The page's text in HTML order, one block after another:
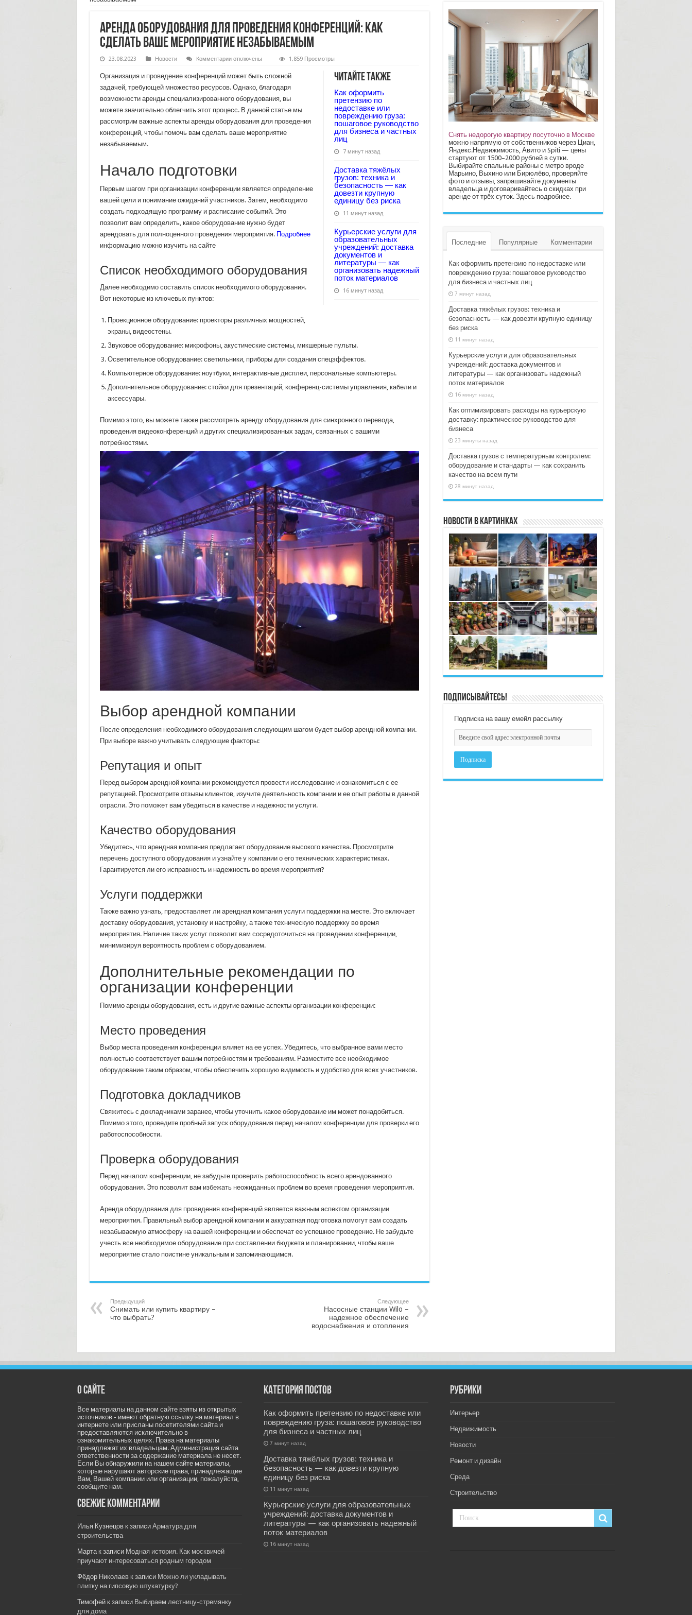
Аренда оборудования для проведения конференций: как
сделать ваше мероприятие незабываемым
23.08.2023 Новости Комментариик
оборудования
для
проведения
конференций:
сделать
ваше
мероприятие
незабываемым
отключены 1,859 Просмотры
Читайте также
Как оформить
претензию по
недоставке или
повреждению груза:
пошаговое руководство
для бизнеса и частных
лиц
7 минут назад
Доставка тяжёлых
грузов: техника и
безопасность — как
довезти крупную
единицу без риска
11 минут назад
Курьерские услуги для
образовательных
учреждений: доставка
документов и
литературы — как
организовать надежный
поток материалов
16 минут назад
Организация и проведение конференций может быть сложной
задачей, требующей множество ресурсов. Однако, благодаря
возможности аренды специализированного оборудования, вы
можете значительно облегчить этот процесс. В данной статье мы
рассмотрим важные аспекты аренды оборудования для проведения
конференций, чтобы помочь вам сделать ваше мероприятие
незабываемым.
Начало подготовки
Первым шагом при организации конференции является определение
вашей цели и понимание ожиданий участников. Затем, необходимо
создать подходящую программу и расписание событий. Это
позволит вам определить, какое оборудование нужно будет
арендовать для полноценного проведения мероприятия. Подробнее
информацию можно изучить на сайте
Список необходимого оборудования
Далее необходимо составить список необходимого оборудования.
Вот некоторые из ключевых пунктов:
Проекционное оборудование: проекторы различных мощностей,
экраны, видеостены.
Звуковое оборудование: микрофоны, акустические системы, микшерные пульты.
Осветительное оборудование: светильники, приборы для создания спецэффектов.
Компьютерное оборудование: ноутбуки, интерактивные дисплеи, персональные компьютеры.
Дополнительное оборудование: стойки для презентаций, конференц-системы управления, кабели и
аксессуары.
Помимо этого, вы можете также рассмотреть аренду оборудования для синхронного перевода,
проведения видеоконференций и других специализированных задач, связанных с вашими
потребностями.
Выбор арендной компании
После определения необходимого оборудования следующим шагом будет выбор арендной компании.
При выборе важно учитывать следующие факторы:
Репутация и опыт
Перед выбором арендной компании рекомендуется провести исследование и ознакомиться с ее
репутацией. Просмотрите отзывы клиентов, изучите деятельность компании и ее опыт работы в данной
отрасли. Это поможет вам убедиться в качестве и надежности услуги.
Качество оборудования
Убедитесь, что арендная компания предлагает оборудование высокого качества. Просмотрите
перечень доступного оборудования и узнайте у компании о его технических характеристиках.
Гарантируется ли его исправность и надежность во время мероприятия?
Услуги поддержки
Также важно узнать, предоставляет ли арендная компания услуги поддержки на месте. Это включает
доставку оборудования, установку и настройку, а также техническую поддержку во время
мероприятия. Наличие таких услуг позволит вам сосредоточиться на проведении конференции,
минимизируя вероятность проблем с оборудованием.
Дополнительные рекомендации по
организации конференции
Помимо аренды оборудования, есть и другие важные аспекты организации конференции:
Место проведения
Выбор места проведения конференции влияет на ее успех. Убедитесь, что выбранное вами место
полностью соответствует вашим потребностям и требованиям. Разместите все необходимое
оборудование таким образом, чтобы обеспечить хорошую видимость и удобство для всех участников.
Подготовка докладчиков
Свяжитесь с докладчиками заранее, чтобы уточнить какое оборудование им может понадобиться.
Помимо этого, проведите пробный запуск оборудования перед началом конференции для проверки его
работоспособности.
Проверка оборудования
Перед началом конференции, не забудьте проверить работоспособность всего арендованного
оборудования. Это позволит вам избежать неожиданных проблем во время проведения мероприятия.
Аренда оборудования для проведения конференций является важным аспектом организации
мероприятия. Правильный выбор арендной компании и аккуратная подготовка помогут вам создать
незабываемую атмосферу на вашей конференции и обеспечат ее успешное проведение. Не забудьте
учесть все необходимое оборудование при составлении бюджета и планировании, чтобы ваше
мероприятие стало поистине уникальным и запоминающимся.
Предыдущий
Снимать или купить квартиру –
что выбрать?
Следующее
Насосные станции Wilo –
надежное обеспечение
водоснабжения и отопления
Снять недорогую квартиру посуточно в Москве
можно напрямую от собственников через Циан,
Яндекс.Недвижимость, Авито и Spiti — цены
стартуют от 1500–2000 рублей в сутки.
Выбирайте спальные районы с метро вроде
Марьино, Выхино или Бирюлёво, проверяйте
фото и отзывы, запрашивайте документы
владельца и договаривайтесь о скидках при
аренде от трёх суток. Здесьподробнее.
Последние Популярные Комментарии
Как оформить претензию по недоставке или
повреждению груза: пошаговое руководство
для бизнеса и частных лиц
7 минут назад
Доставка тяжёлых грузов: техника и
безопасность — как довезти крупную единицу
без риска
11 минут назад
Курьерские услуги для образовательных
учреждений: доставка документов и
литературы — как организовать надежный
поток материалов
16 минут назад
Как оптимизировать расходы на курьерскую
доставку: практическое руководство для
бизнеса
23 минуты назад
Доставка грузов с температурным контролем:
оборудование и стандарты — как сохранить
качество на всем пути
28 минут назад
Новости в картинках
Подписывайтесь!
Подписка на вашу емейл рассылку
О сайте
Все материалы на данном сайте взяты из открытых
источников - имеют обратную ссылку на материал в
интернете или присланы посетителями сайта и
предоставляются исключительно в
ознакомительных целях. Права на материалы
принадлежат их владельцам. Администрация сайта
ответственности за содержание материала не несет.
Если Вы обнаружили на нашем сайте материалы,
которые нарушают авторские права, принадлежащие
Вам, Вашей компании или организации, пожалуйста,
сообщите нам.
Свежие комментарии
Илья Кузнецовк записи Арматура для
строительства
Мартак записи Модная история. Как москвичей
приучают интересоваться родным городом
Фёдор Николаевк записи Можно ли укладывать
плитку на гипсовую штукатурку?
Тимофейк записи Выбираем лестницу-стремянку
для дома
Категория постов
Как оформить претензию по недоставке или
повреждению груза: пошаговое руководство
для бизнеса и частных лиц
7 минут назад
Доставка тяжёлых грузов: техника и
безопасность — как довезти крупную
единицу без риска
11 минут назад
Курьерские услуги для образовательных
учреждений: доставка документов и
литературы — как организовать надежный
поток материалов
16 минут назад
РУбрики
Интерьер
Недвижимость
Новости
Ремонт и дизайн
Среда
Строительство